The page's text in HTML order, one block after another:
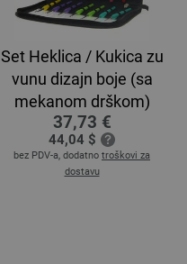
Set Heklica / Kukica zu
vunu dizajn boje (sa
mekanom drškom)
37,73 €
44,04 $
bez PDV-a, dodatno troškovi za
dostavu